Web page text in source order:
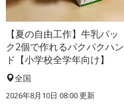
【夏の自由工作】牛乳パッ
ク2個で作れるパクパクハン
ド【小学校全学年向け】
全国
2026年8月10日 08:00更新